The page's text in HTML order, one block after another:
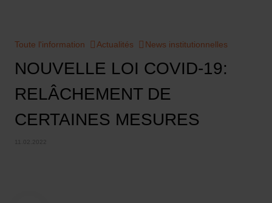
Toute l'information Actualités News institutionnelles
NOUVELLE LOI COVID-19:
RELÂCHEMENT DE
CERTAINES MESURES